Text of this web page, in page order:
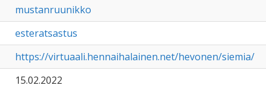
mustanruunikko
esteratsastus
https://virtuaali.hennaihalainen.net/hevonen/siemia/
15.02.2022